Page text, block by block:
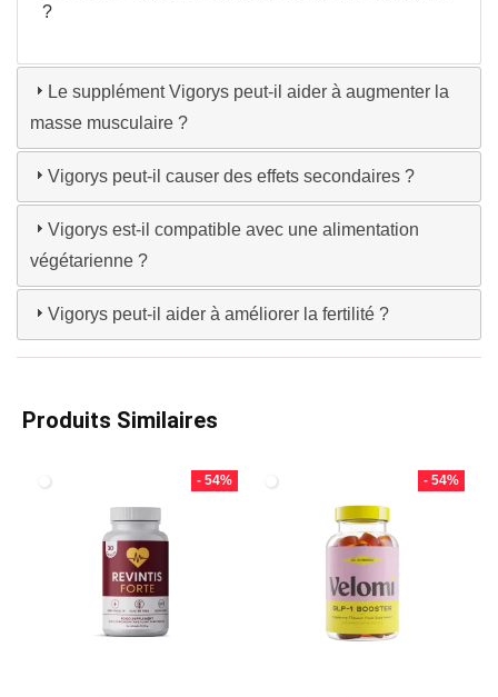
?
Le supplément Vigorys peut-il aider à augmenter la
masse musculaire ?
Vigorys peut-il causer des effets secondaires ?
Vigorys est-il compatible avec une alimentation
végétarienne ?
Vigorys peut-il aider à améliorer la fertilité ?
Produits Similaires
- 54% - 54%